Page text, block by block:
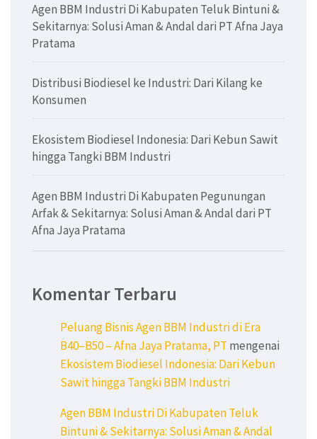
Agen BBM Industri Di Kabupaten Teluk Bintuni &
Sekitarnya: Solusi Aman & Andal dari PT Afna Jaya
Pratama
Distribusi Biodiesel ke Industri: Dari Kilang ke
Konsumen
Ekosistem Biodiesel Indonesia: Dari Kebun Sawit
hingga Tangki BBM Industri
Agen BBM Industri Di Kabupaten Pegunungan
Arfak & Sekitarnya: Solusi Aman & Andal dari PT
Afna Jaya Pratama
Komentar Terbaru
Peluang Bisnis Agen BBM Industri di Era
B40–B50 – Afna Jaya Pratama, PT mengenai
Ekosistem Biodiesel Indonesia: Dari Kebun
Sawit hingga Tangki BBM Industri
Agen BBM Industri Di Kabupaten Teluk
Bintuni & Sekitarnya: Solusi Aman & Andal